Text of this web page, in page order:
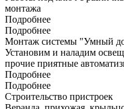
монтажа
Подробнее
Подробнее
Монтаж системы "Умный
Установим и наладим
прочие приятные
Подробнее
Подробнее
Строительство пристроек